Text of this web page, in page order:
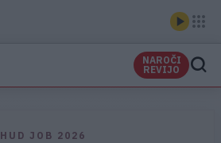
NAROČI
REVIJO
HUD JOB 2026